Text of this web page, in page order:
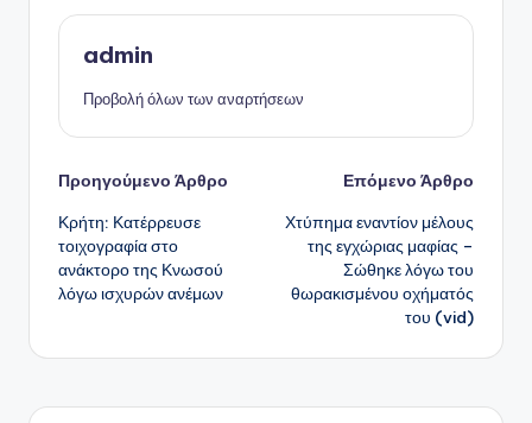
admin
Προβολή όλων των αναρτήσεων
Πλοήγηση
δημοσιεύσεων
Προηγούμενο Άρθρο
Κρήτη: Κατέρρευσε
τοιχογραφία στο
ανάκτορο της Κνωσού
λόγω ισχυρών ανέμων
Επόμενο Άρθρο
Χτύπημα εναντίον μέλους
της εγχώριας μαφίας –
Σώθηκε λόγω του
θωρακισμένου οχήματός
του (vid)